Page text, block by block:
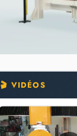
🎬 VIDÉOS